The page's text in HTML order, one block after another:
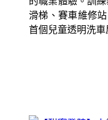
滑梯、賽車維修
首個兒童透明洗車